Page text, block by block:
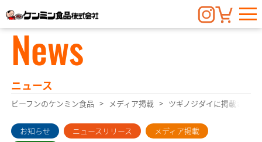
News
ニュース
ビーフンのケンミン食品 メディア掲載 ツギノジダイに掲載されま
お知らせ ニュースリリース
メディア掲載